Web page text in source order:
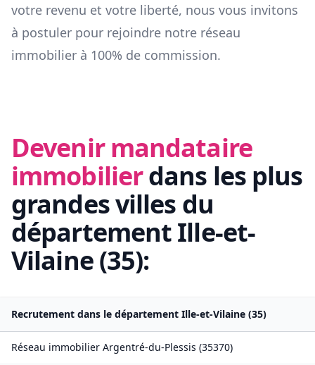
votre revenu et votre liberté, nous vous invitons
à postuler pour rejoindre notre réseau
immobilier à 100% de commission.
Devenir mandataire
immobilierdans les plus
grandes villes du
départementIlle-et-
Vilaine(35):
Recrutement dans le département Ille-et-Vilaine (35)
Réseau immobilier Argentré-du-Plessis (35370)